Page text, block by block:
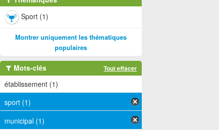
Sport (1)
Montrer uniquement les thématiques
populaires
Mots-clés Tout effacer
établissement (1)
sport (1)
municipal (1)